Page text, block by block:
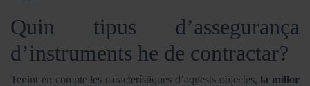
Quin tipus d’assegurança
d’instruments he de contractar?
Tenint en compte les característiques d’aquests objectes, la millor